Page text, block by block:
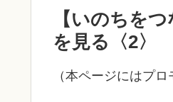
【いのちを
を見る〈2〉
（本ページにはプ